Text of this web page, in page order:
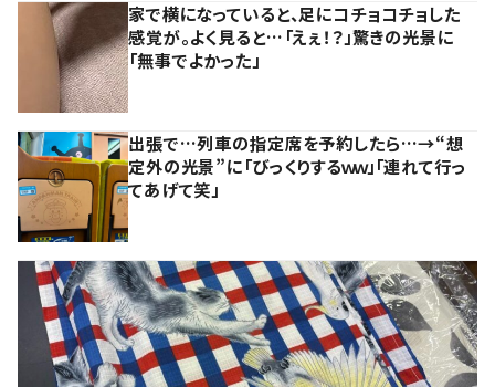
家で横になっていると、足にコチョコチョした
感覚が。よく見ると…「えぇ！？」驚きの光景に
「無事でよかった」
出張で…列車の指定席を予約したら…→“想
定外の光景”に「びっくりするｗｗ」「連れて行っ
てあげて笑」